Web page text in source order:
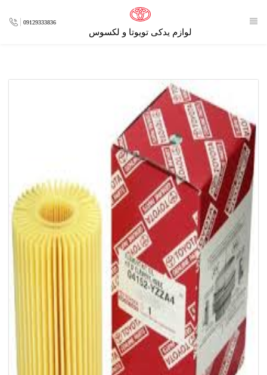
لوازم یدکی تویوتا و لکسوس
09129333836